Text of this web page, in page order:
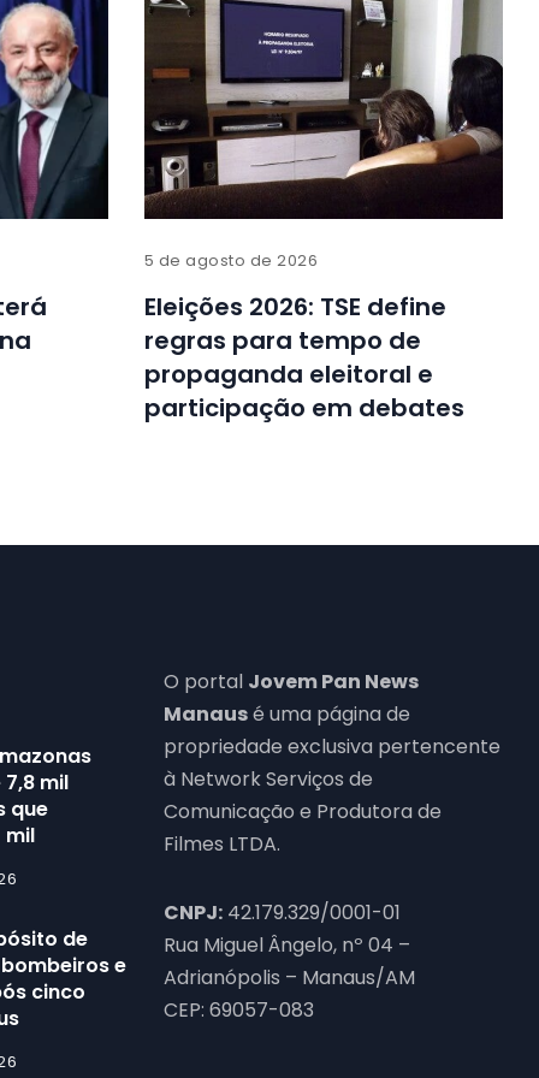
5 de agosto de 2026
Eleições 2026: TSE define
regras para tempo de
propaganda eleitoral e
participação em debates
mil
que
mil
de
e
cinco
O portal Jovem Pan News
Manausé uma página de
propriedade exclusiva pertencente
à Network Serviços de
Comunicação e Produtora de
Filmes LTDA.
CNPJ:42.179.329/0001-01
Rua Miguel Ângelo, nº 04 –
Adrianópolis – Manaus/AM
CEP: 69057-083